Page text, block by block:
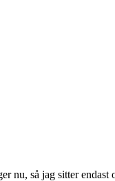
nu, så jag sitter